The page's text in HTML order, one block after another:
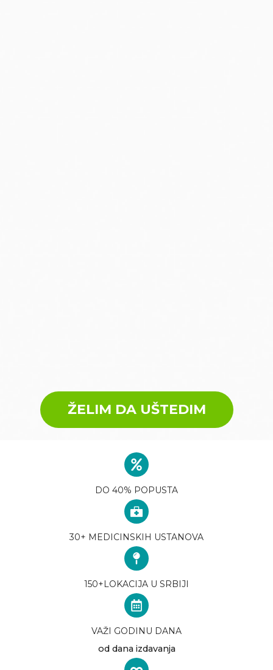
ŽELIM DA UŠTEDIM
DO 40% POPUSTA
30+ MEDICINSKIH USTANOVA
150+LOKACIJA U SRBIJI
VAŽI GODINU DANA
od dana izdavanja